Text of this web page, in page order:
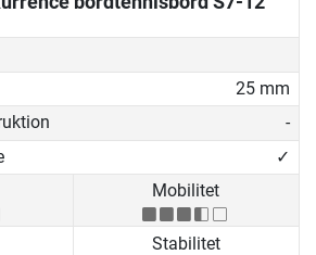
25 mm
-
✓
Mobilitet
Stabilitet